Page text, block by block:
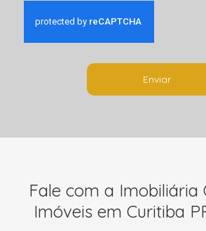
Enviar
Fale com a Imobiliária
Imóveis em Curitiba